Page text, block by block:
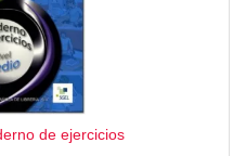
de ejercicios